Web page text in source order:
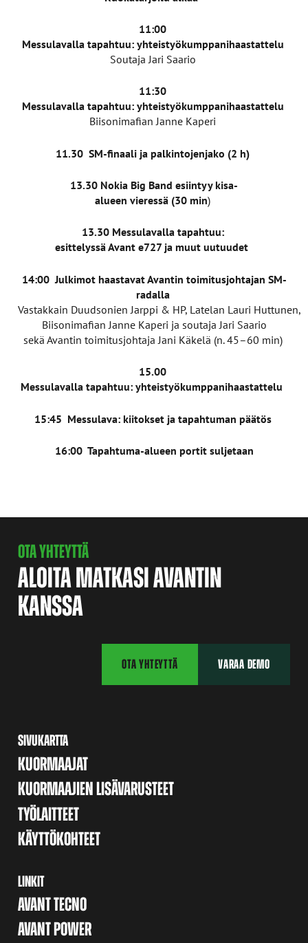
11:00
Messulavalla tapahtuu: yhteistyökumppanihaastattelu
Soutaja Jari Saario
11:30
Messulavalla tapahtuu: yhteistyökumppanihaastattelu
Biisonimafian Janne Kaperi
11.30 SM-finaali ja palkintojenjako (2 h)
13.30 Nokia Big Band esiintyy kisa-
alueen vieressä (30 min)
13.30 Messulavalla tapahtuu:
esittelyssä Avant e727 ja muut uutuudet
14:00 Julkimot haastavat Avantin toimitusjohtajan SM-
radalla
Vastakkain Duudsonien Jarppi & HP, Latelan Lauri Huttunen,
Biisonimafian Janne Kaperi ja soutaja Jari Saario
sekä Avantin toimitusjohtaja Jani Käkelä (n. 45–60 min)
15.00
Messulavalla tapahtuu: yhteistyökumppanihaastattelu
15:45 Messulava: kiitokset ja tapahtuman päätös​
16:00 Tapahtuma-alueen portit suljetaan
OTA YHTEYTTÄ
ALOITA MATKASI AVANTIN
KANSSA
OTA YHTEYTTÄ VARAA DEMO
SIVUKARTTA
KUORMAAJAT
KUORMAAJIEN LISÄVARUSTEET
TYÖLAITTEET
KÄYTTÖKOHTEET
LINKIT
AVANT TECNO
AVANT POWER